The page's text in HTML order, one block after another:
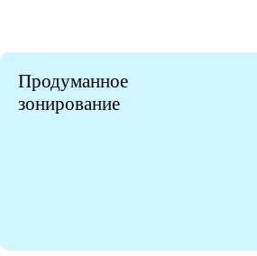
Продуманное
зонирование